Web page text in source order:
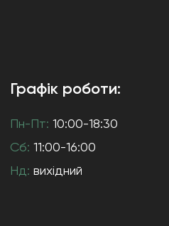
Графік роботи:
Пн-Пт: 10:00-18:30
Сб: 11:00-16:00
Нд: вихідний